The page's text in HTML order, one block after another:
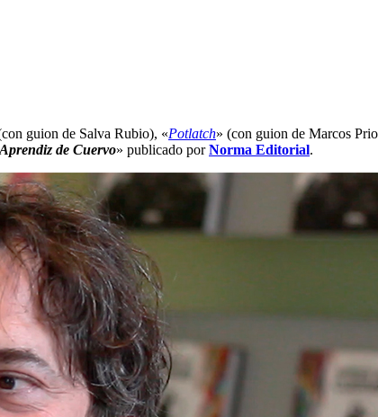
guion de Salva Rubio), «Potlatch» (con guion de Marcos
Aprendiz de Cuervo» publicado porNorma Editorial.